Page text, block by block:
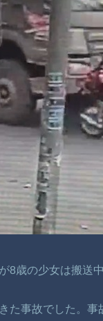
8歳の少女は搬送
た事故でした。